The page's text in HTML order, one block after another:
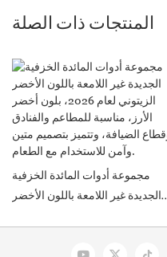
المنتجات ذات الصلة
مجموعة أدوات المائدة الخزفية
الجديدة غير اللامعة باللون الأخضر